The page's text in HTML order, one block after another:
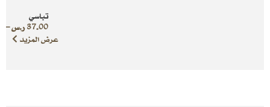
تباسي
37.00ر.س–
عرض المزيد